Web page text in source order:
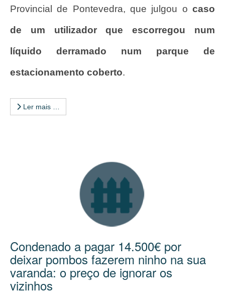
Provincial de Pontevedra, que julgou o caso
de um utilizador que escorregou num
líquido derramado num parque de
estacionamento coberto.
Ler mais …
Condenado a pagar 14.500€ por
deixar pombos fazerem ninho na sua
varanda: o preço de ignorar os
vizinhos